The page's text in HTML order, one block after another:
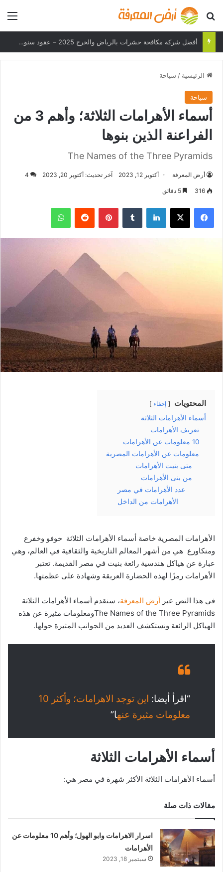
بحث عن
هل يمكن لهاتفك تحمل درجات الحرارة القصوى؟
الرئيسية / سياحة
سياحة
أسماء الأهرامات الثلاثة؛ وأهم 3 من
الفراعنة الذين بنوها
The Names of the Three Pyramids
أرض المعرفة أكتوبر 12, 2023 آخر تحديث: أكتوبر 20, 2023 4
316
فيسبوك ‫X لينكدإن بينتيريست واتساب
المحتويات إخفاء
أسماء الأهرامات الثلاثة
تعريف الأهرامات
10 معلومات عن الأهرامات
معلومات عن الأهرامات المصرية
متى بنيت الأهرامات
من بنى الأهرامات
عدد الأهرامات في مصر
الأهرامات من الداخل
الأهرامات المصرية خاصة أسماء الأهرامات الثلاثة خوفو وخفرع
ومنكاورع هي من أشهر المعالم التاريخية والثقافية في العالم، وهي
عبارة عن هياكل هندسية رائعة بنيت في مصر القديمة. تعتبر
الأهرامات رمزًا لهذه الحضارة العريقة وشهادة على عظمتها.
في هذا النص عبر أرض المعرفة، سنقدم أسماء الأهرامات الثلاثة
The Names of the Three Pyramidsومعلومات مثيرة عن هذه
الهياكل الرائعة ونستكشف العديد من الجوانب المثيرة حولها.
“اقرأ أيضا:
اين توجد الاهرامات؛ وأكثر 10
معلومات مثيرة عنها”
أسماء الأهرامات الثلاثة
أسماء الأهرامات الثلاثة الأكثر شهرة في مصر هي:
مقالات ذات صلة
اسرار الاهرامات وابو الهول؛ وأهم 10 معلومات عن
الأهرامات
سبتمبر 18, 2023